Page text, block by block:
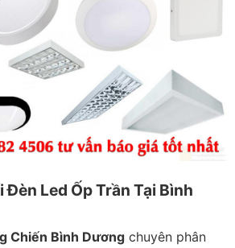
Đèn Led Ốp Trần Tại Bình
Chiến Bình Dương chuyên phân